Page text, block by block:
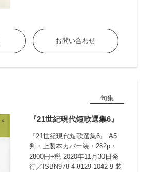
お問い合わせ
句集
『21世紀現代短歌選集6』
『21世紀現代短歌選集6』 A5
判・上製本カバー装・282p・
2800円+税 2020年11月30日発
行／ISBN978-4-8129-1042-9 装